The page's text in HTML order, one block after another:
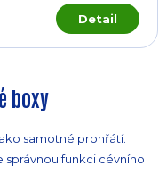
Detail
boxy
samotné prohřátí.
správnou funkci cévního